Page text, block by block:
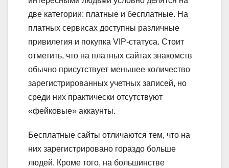
две категории: платные и бесплатные. На
платных сервисах доступны различные
привилегия и покупка VIP-статуса. Стоит
отметить, что на платных сайтах знакомств
обычно присутствует меньшее количество
зарегистрированных учетных записей, но
среди них практически отсутствуют
«фейковые» аккаунты.
Бесплатные сайты отличаются тем, что на
них зарегистрировано гораздо больше
людей. Кроме того, на большинстве